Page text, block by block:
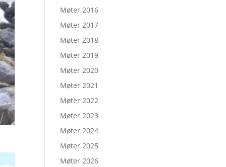
Møter 2016
Møter 2017
Møter 2018
Møter 2019
Møter 2020
Møter 2021
Møter 2022
Møter 2023
Møter 2024
Møter 2025
Møter 2026